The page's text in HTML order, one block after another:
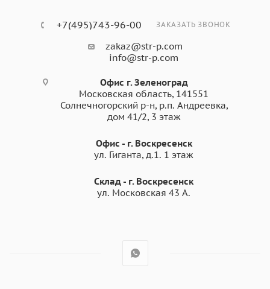
+7(495)743-96-00 ЗАКАЗАТЬ ЗВОНОК
zakaz@str-p.com
info@str-p.com
Офис г. Зеленоград
Московская область, 141551
Солнечногорский р-н, р.п. Андреевка,
дом 41/2, 3 этаж
Офис - г. Воскресенск
ул. Гиганта, д.1. 1 этаж
Склад - г. Воскресенск
ул. Московская 43 А.